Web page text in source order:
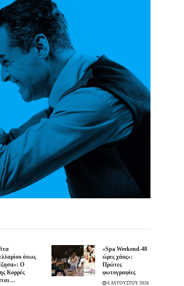
όπως
Ο
Κορρές
«Spa Weekend-48
ώρες χάος»:
Πρώτες
φωτογραφίες
6 ΑΥΓΟΥΣΤΟΥ 2026